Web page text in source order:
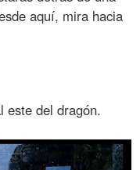
aquí, mira hacia
este del dragón.